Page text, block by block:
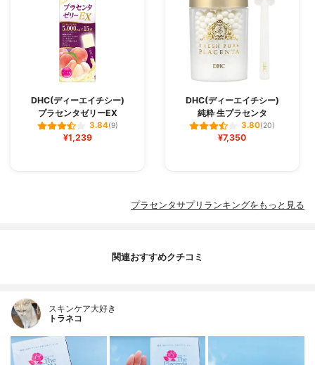
DHC(ディーエイチシー)
プラセンタゼリーEX
3.84(9)
¥1,239
DHC(ディーエイチシー)
純粋 生プラセンタ
3.80(20)
¥7,350
プラセンタサプリランキングをもっと見る
関連おすすめクチコミ
スキンケア大好き
トラネコ